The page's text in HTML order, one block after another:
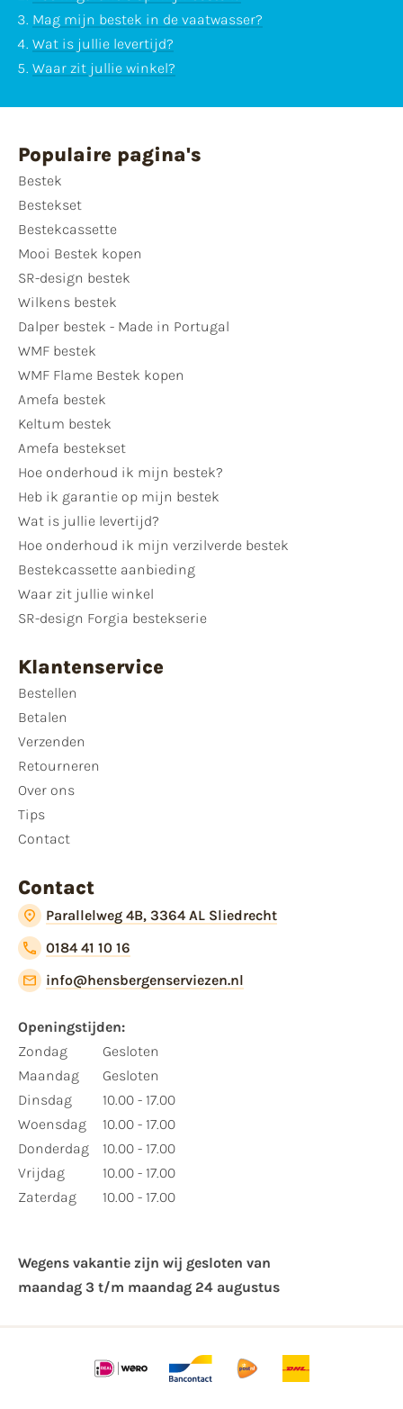
Mag mijn bestek in de vaatwasser?
Wat is jullie levertijd?
Waar zit jullie winkel?
Populaire pagina's
Bestek
Bestekset
Bestekcassette
Mooi Bestek kopen
SR-design bestek
Wilkens bestek
Dalper bestek - Made in Portugal
WMF bestek
WMF Flame Bestek kopen
Amefa bestek
Keltum bestek
Amefa bestekset
Hoe onderhoud ik mijn bestek?
Heb ik garantie op mijn bestek
Wat is jullie levertijd?
Hoe onderhoud ik mijn verzilverde bestek
Bestekcassette aanbieding
Waar zit jullie winkel
SR-design Forgia bestekserie
Klantenservice
Bestellen
Betalen
Verzenden
Retourneren
Over ons
Tips
Contact
Contact
Parallelweg 4B, 3364 AL Sliedrecht
0184 41 10 16
info@hensbergenserviezen.nl
Openingstijden:
Zondag
Maandag
Dinsdag
Woensdag
Donderdag
Vrijdag
Zaterdag
Gesloten
Gesloten
10.00 - 17.00
10.00 - 17.00
10.00 - 17.00
10.00 - 17.00
10.00 - 17.00
Wegens vakantie zijn wij gesloten van ​
maandag 3 t/m maandag 24 augustus